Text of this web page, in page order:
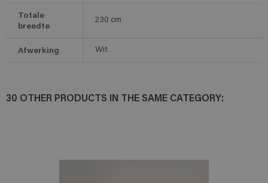
Totale
breedte
230 cm
Afwerking Wit
30 OTHER PRODUCTS IN THE SAME CATEGORY: